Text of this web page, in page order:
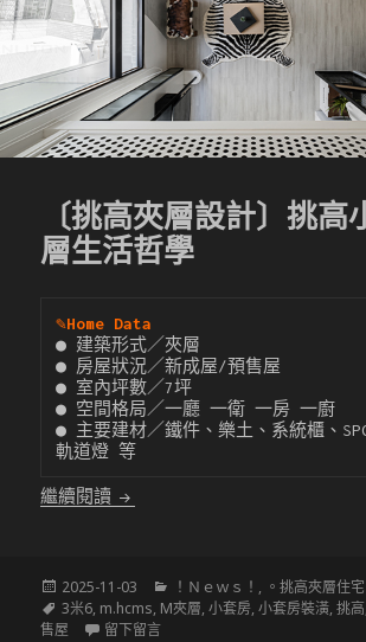
〔挑高夾層設計〕挑高
層生活哲學
✎Home Data
● 建築形式／夾層
● 房屋狀況／新成屋/預售屋
● 室內坪數／7坪
● 空間格局／一廳 一衛 一房 一廚
● 主要建材／鐵件、樂土、系統櫃、
軌道燈 等
繼續閱讀 〔挑高夾層設計〕挑高小宅的雙
發
佈
於
2025-11-03
分
類
！Ｎｅｗｓ！ , 。挑高夾層住宅
標
籤
3米6, m.hcms, M夾層,小套房,小套房裝潢,挑高
售屋
留下留言在 〔挑高夾層設計〕挑高小宅的